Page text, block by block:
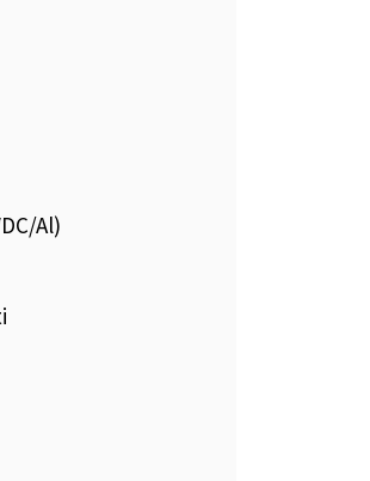
Al)